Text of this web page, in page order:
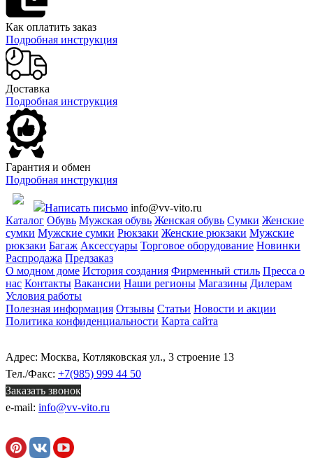
Как оплатить заказ
Подробная инструкция
Доставка
Подробная инструкция
Гарантия и обмен
Подробная инструкция
Написать письмо info@vv-vito.ru
Каталог Обувь Мужская обувь Женская обувь Сумки Женские
сумки Мужские сумки Рюкзаки Женские рюкзаки Мужские
рюкзаки Багаж Аксессуары Торговое оборудование Новинки
Распродажа Предзаказ
О модном доме История создания Фирменный стиль Пресса о
нас Контакты Вакансии Наши регионы Магазины Дилерам
Условия работы
Полезная информация Отзывы Статьи Новости и акции
Политика конфиденциальности Карта сайта
Адрес: Москва, Котляковская ул., 3 строение 13
Тел./Факс: +7(985) 999 44 50
Заказать звонок
e-mail: info@vv-vito.ru